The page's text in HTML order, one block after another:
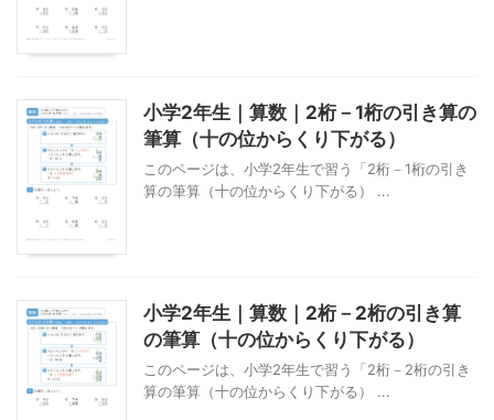
小学2年生｜算数｜2桁－1桁の引き算の
筆算（十の位からくり下がる）
このページは、小学2年生で習う「2桁－1桁の引き
算の筆算（十の位からくり下がる） ...
小学2年生｜算数｜2桁－2桁の引き算
の筆算（十の位からくり下がる）
このページは、小学2年生で習う「2桁－2桁の引き
算の筆算（十の位からくり下がる） ...